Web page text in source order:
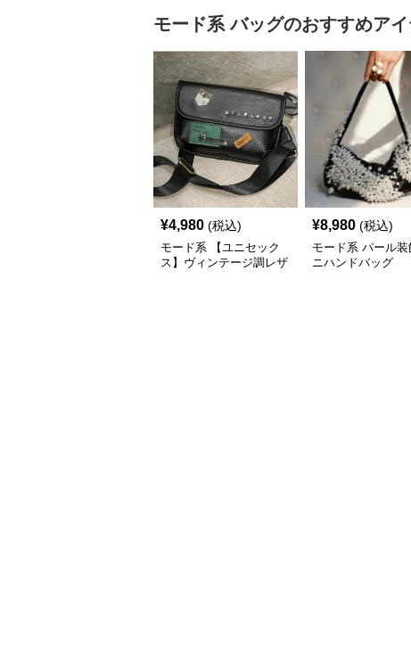
モード系 バッグのおすすめア
¥4,980 (税込)
モード系 【ユニセック
ス】ヴィンテージ調レザ
¥8,980 (税込)
モード系 パール装
ニハンドバッグ